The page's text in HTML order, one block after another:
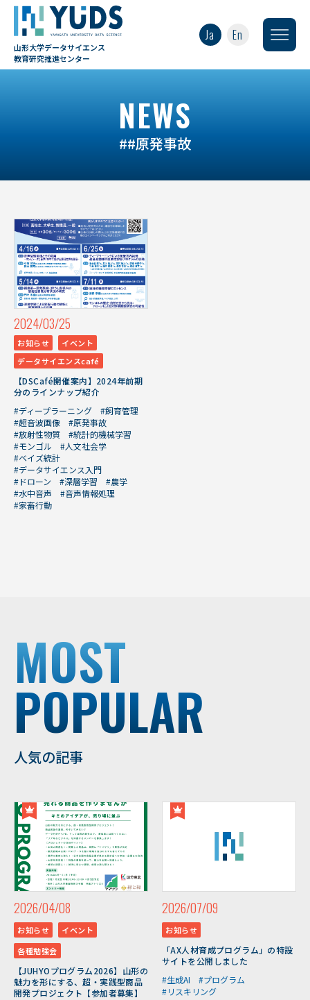
山形大学データサイエンス
教育研究推進センター
Ja En
NEWS
##原発事故
2024/03/25
お知らせ
イベント
データサイエンスcafé
【DSCafé開催案内】2024年前期
分のラインナップ紹介
#ディープラーニング
#飼育管理
#超音波画像
#原発事故
#放射性物質
#統計的機械学習
#モンゴル
#人文社会学
#ベイズ統計
#データサイエンス入門
#ドローン
#深層学習
#農学
#水中音声
#音声情報処理
#家畜行動
MOST
POPULAR
人気の記事
2026/04/08
お知らせ
イベント
各種勉強会
【JUHYOプログラム2026】山形の
魅力を形にする、超・実践型商品
開発プロジェクト【参加者募集】
2026/07/09
お知らせ
「AX人材育成プログラム」の特設
サイトを公開しました
#生成AI
#プログラム
#リスキリング